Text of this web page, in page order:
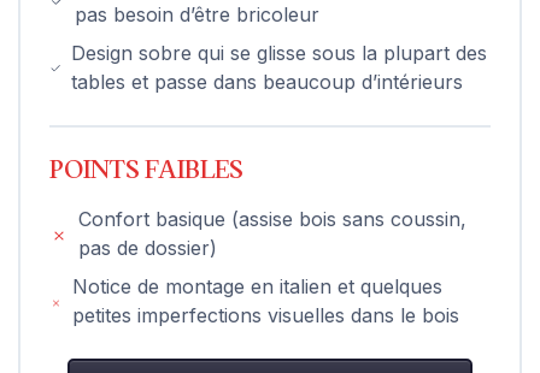
pas besoin d’être bricoleur
Design sobre qui se glisse sous la plupart des
tables et passe dans beaucoup d’intérieurs
POINTS FAIBLES
Confort basique (assise bois sans coussin,
pas de dossier)
Notice de montage en italien et quelques
petites imperfections visuelles dans le bois